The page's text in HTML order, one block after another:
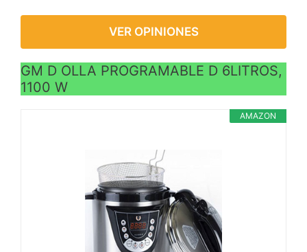
VER OPINIONES
GM D OLLA PROGRAMABLE D 6LITROS,
1100 W
AMAZON